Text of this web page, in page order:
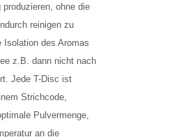
produzieren, ohne die
reinigen zu
Isolation des Aromas
z.B. dann nicht nach
Jede T-Disc ist
Strichcode,
Pulvermenge,
an die